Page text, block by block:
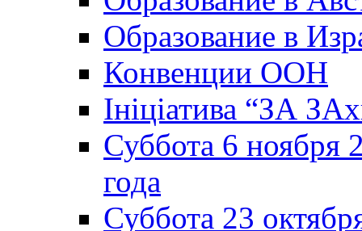
Образование в
Конвенции ООН
Ініціатива “ЗА
Суббота 6 ноября
года
Суббота 23